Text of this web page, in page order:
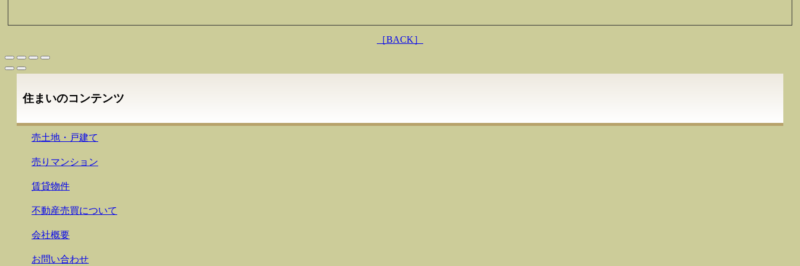
［BACK］
住まいのコンテンツ
売土地・戸建て
売りマンション
賃貸物件
不動産売買について
会社概要
お問い合わせ